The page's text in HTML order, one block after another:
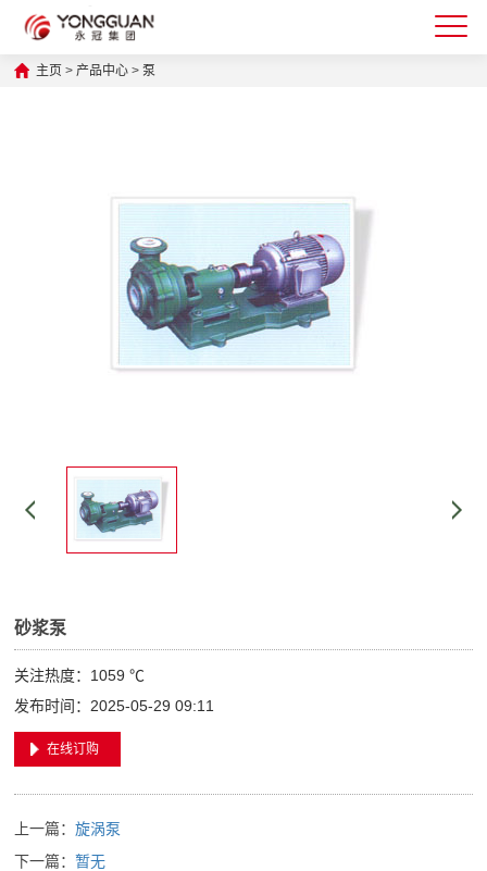
主页 >产品中心 >泵
砂浆泵
关注热度： 1059 ℃
发布时间：2025-05-29 09:11
在线订购
上一篇：旋涡泵
下一篇：暂无